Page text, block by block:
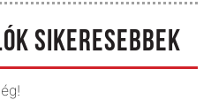
SIKERESEBBEK